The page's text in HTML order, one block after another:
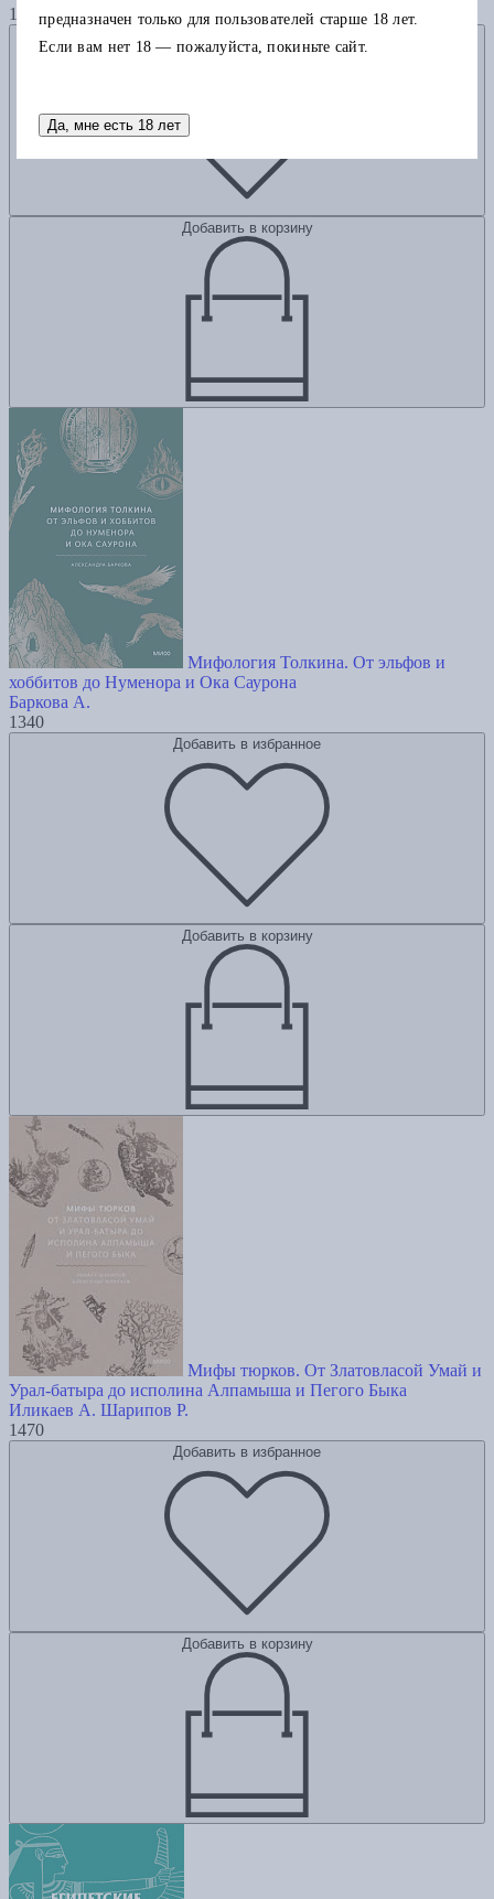
1340
Добавить в корзину
Мифология Толкина. От эльфов и
хоббитов до Нуменора и Ока Саурона
Баркова А.
1340
Добавить в избранное
Добавить в корзину
Мифы тюрков. От Златовласой Умай и
Урал-батыра до исполина Алпамыша и Пегого Быка
Иликаев А. Шарипов Р.
1470
Добавить в избранное
Добавить в корзину
предназначен только для пользователей старше 18 лет.
Если вам нет 18 — пожалуйста, покиньте сайт.
Да, мне есть 18 лет